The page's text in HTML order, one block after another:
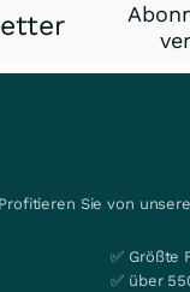
Profitieren Sie von
✅ Größte
✅ über